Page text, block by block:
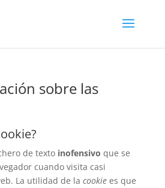
sobre las
de texto inofensivo que se
cuando visita casi
La utilidad de la cookiees que